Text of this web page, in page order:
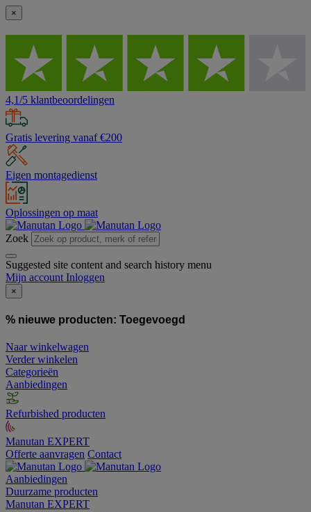
×
4,1/5 klantbeoordelingen
Gratis levering vanaf €200
Eigen montagedienst
Oplossingen op maat
Zoek
Suggested site content and search history menu
Mijn account Inloggen
×
% nieuwe producten: Toegevoegd
Naar winkelwagen
Verder winkelen
Categorieën
Aanbiedingen
Refurbished producten
Manutan EXPERT
Offerte aanvragen Contact
Aanbiedingen
Duurzame producten
Manutan EXPERT